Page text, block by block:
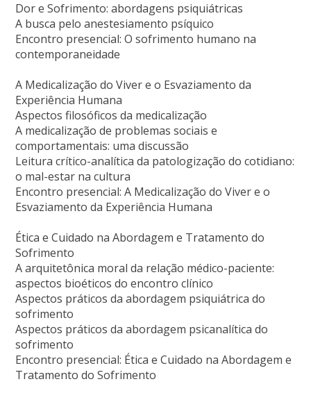
Dor e Sofrimento: abordagens psiquiátricas
A busca pelo anestesiamento psíquico
Encontro presencial: O sofrimento humano na
contemporaneidade
A Medicalização do Viver e o Esvaziamento da
Experiência Humana
Aspectos filosóficos da medicalização
A medicalização de problemas sociais e
comportamentais: uma discussão
Leitura crítico-analítica da patologização do cotidiano:
o mal-estar na cultura
Encontro presencial: A Medicalização do Viver e o
Esvaziamento da Experiência Humana
Ética e Cuidado na Abordagem e Tratamento do
Sofrimento
A arquitetônica moral da relação médico-paciente:
aspectos bioéticos do encontro clínico
Aspectos práticos da abordagem psiquiátrica do
sofrimento
Aspectos práticos da abordagem psicanalítica do
sofrimento
Encontro presencial: Ética e Cuidado na Abordagem e
Tratamento do Sofrimento